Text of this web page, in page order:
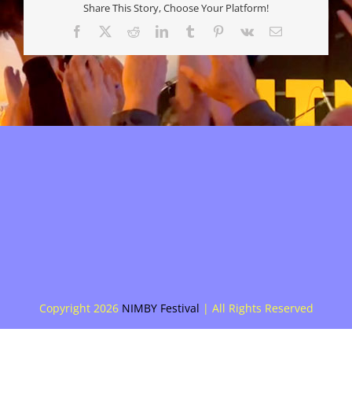
Share This Story, Choose Your Platform!
Facebook RedditLinkedInTumblr Pinterest
Vk
E-
Copyright 2026 NIMBY Festival | All Rights Reserved